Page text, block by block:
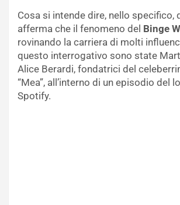
Cosa si intende dire, nello specifico,
afferma che il fenomeno del Binge
rovinando la carriera di molti
questo interrogativo sono state
Alice Berardi, fondatrici del
“Mea”, all’interno di un episodio del
Spotify.